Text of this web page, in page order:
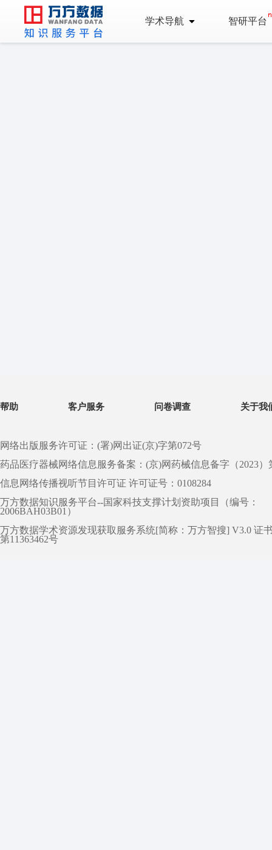
学术导航 智研平台
帮助 客户服务 问卷调查 关于我
网络出版服务许可证：(署)网出证(京)字第072号
药品医疗器械网络信息服务备案：(京)网药械信息备字（2023）
信息网络传播视听节目许可证 许可证号：0108284
万方数据知识服务平台--国家科技支撑计划资助项目（编号：
2006BAH03B01）
万方数据学术资源发现获取服务系统[简称：万方智搜] V3.0 证
第11363462号